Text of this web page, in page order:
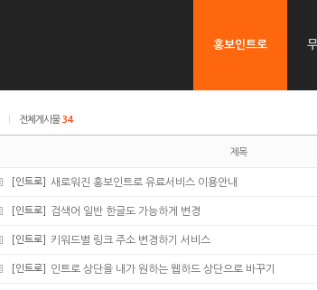
홍보인트로
전체게시물34
제목
[인트로] 새로워진 홍보인트로 유료서비스 이용안내
[인트로] 검색어 일반 한글도 가능하게 변경
[인트로] 키워드별 링크 주소 변경하기 서비스
[인트로] 인트로 상단을 내가 원하는 웹하드 상단으로 바꾸기